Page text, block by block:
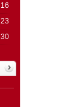
16
23
30